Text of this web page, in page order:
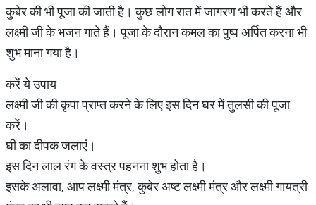
कुबेर की भी पूजा की जाती है। कुछ लोग रात में जागरण भी करते हैं और
लक्ष्मी जी के भजन गाते हैं। पूजा के दौरान कमल का पुष्प अर्पित करना भी
शुभ माना गया है।
करें ये उपाय
लक्ष्मी जी की कृपा प्राप्त करने के लिए इस दिन घर में तुलसी की पूजा
करें।
घी का दीपक जलाएं।
इस दिन लाल रंग के वस्त्र पहनना शुभ होता है।
इसके अलावा, आप लक्ष्मी मंत्र, कुबेर अष्ट लक्ष्मी मंत्र और लक्ष्मी गायत्री